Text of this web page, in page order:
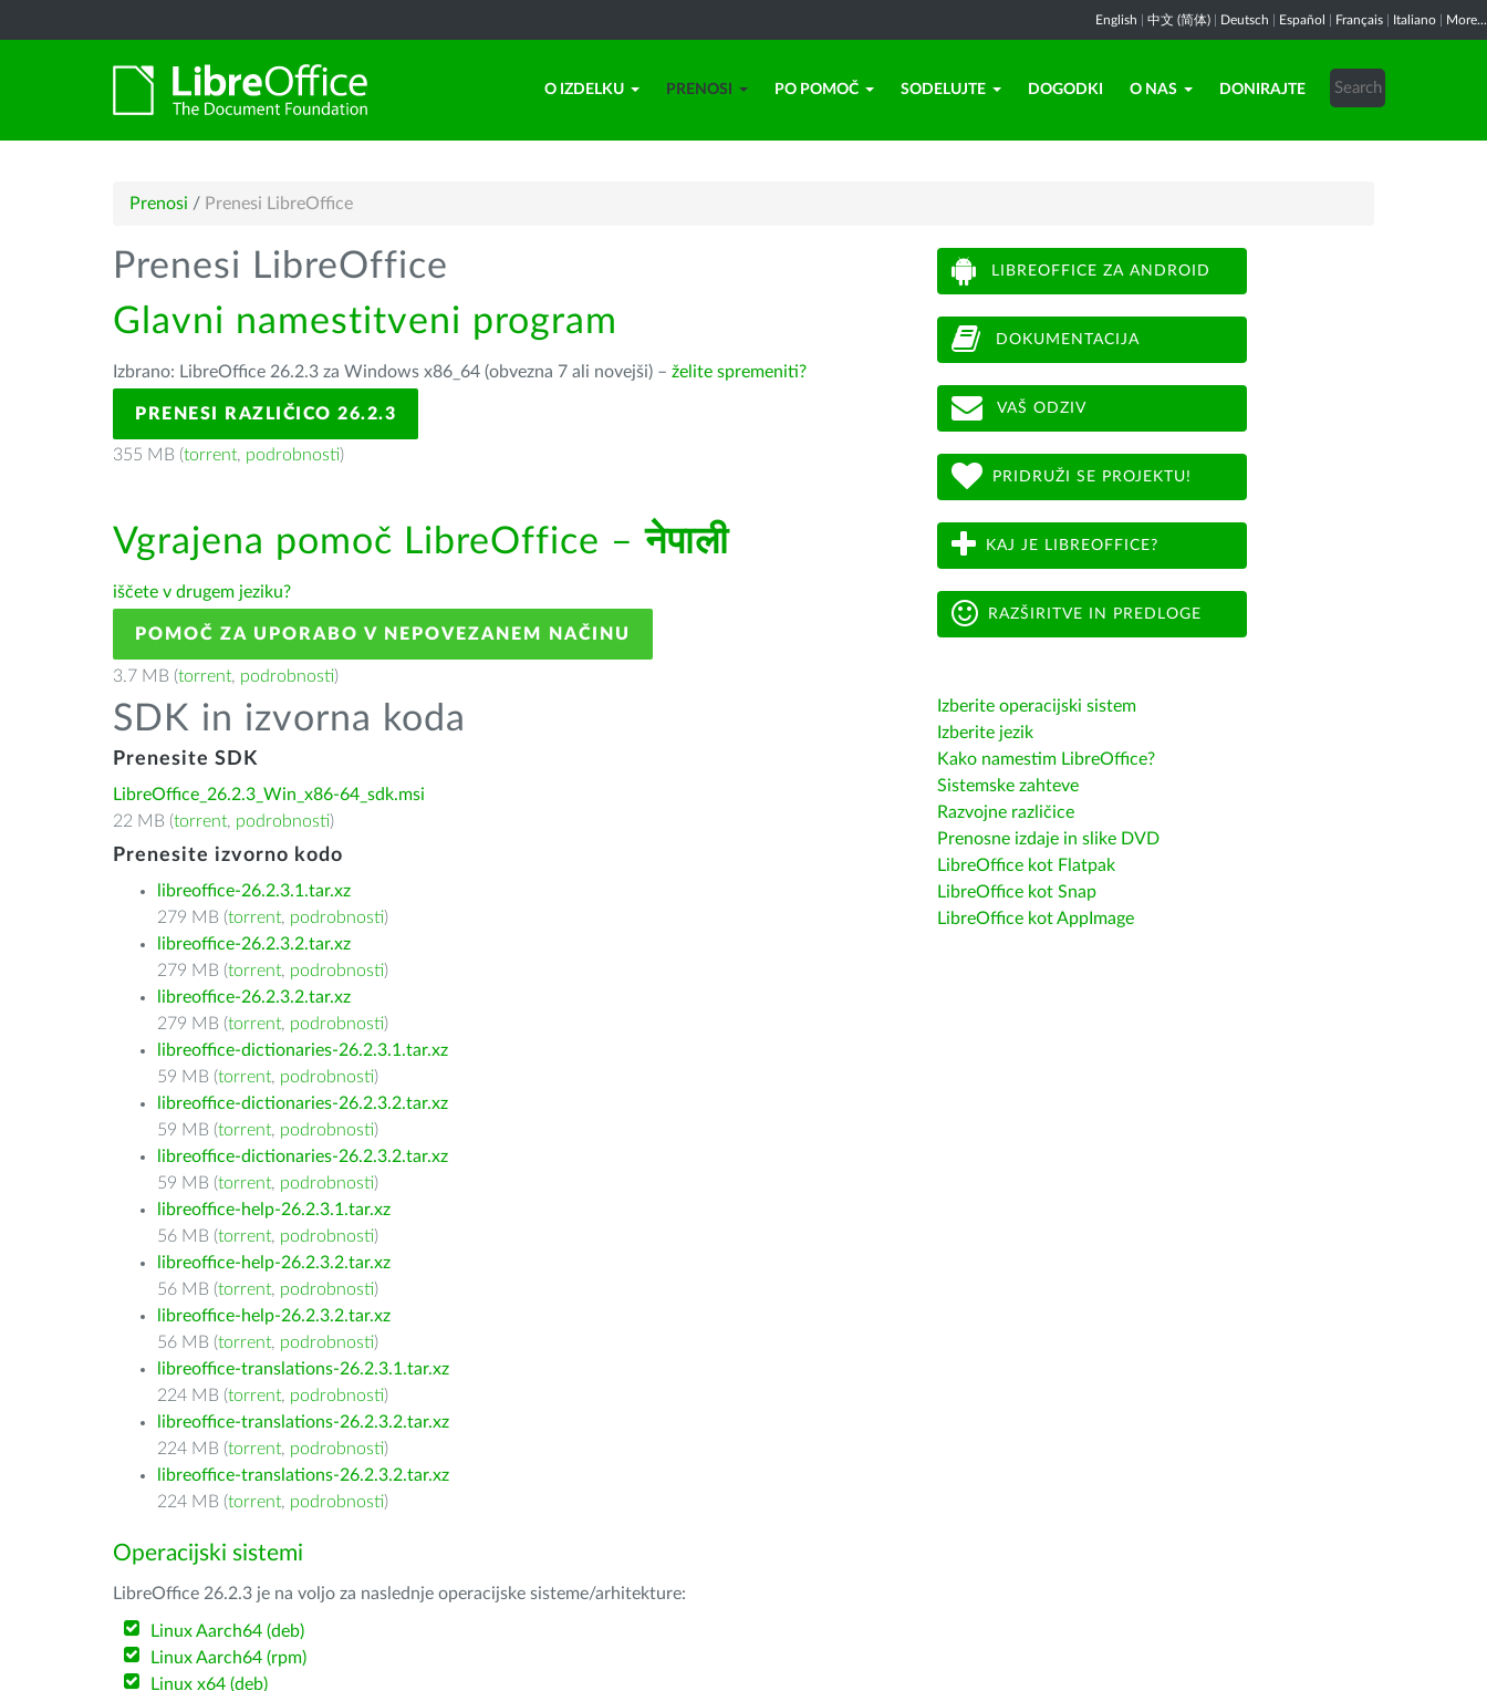
English 中文 (简体) Deutsch Español Français Italiano More...
O IZDELKU PRENOSI PO POMOČ SODELUJTE DOGODKI O NAS DONIRAJTE
Prenosi / Prenesi LibreOffice
Prenesi LibreOffice
Glavni namestitveni program
Izbrano: LibreOffice 26.2.3 za Windows x86_64 (obvezna 7 ali novejši) – želite spremeniti?
PRENESI RAZLIČICO 26.2.3
355 MB (torrent, podrobnosti)
Vgrajena pomoč LibreOffice –नेपाली
iščete v drugem jeziku?
POMOČ ZA UPORABO V NEPOVEZANEM NAČINU
3.7 MB (torrent, podrobnosti)
SDK in izvorna koda
Prenesite SDK
LibreOffice_26.2.3_Win_x86-64_sdk.msi
22 MB (torrent, podrobnosti)
Prenesite izvorno kodo
libreoffice-26.2.3.1.tar.xz
279 MB (torrent, podrobnosti)
libreoffice-26.2.3.2.tar.xz
279 MB (torrent, podrobnosti)
libreoffice-26.2.3.2.tar.xz
279 MB (torrent, podrobnosti)
libreoffice-dictionaries-26.2.3.1.tar.xz
59 MB (torrent, podrobnosti)
libreoffice-dictionaries-26.2.3.2.tar.xz
59 MB (torrent, podrobnosti)
libreoffice-dictionaries-26.2.3.2.tar.xz
59 MB (torrent, podrobnosti)
libreoffice-help-26.2.3.1.tar.xz
56 MB (torrent, podrobnosti)
libreoffice-help-26.2.3.2.tar.xz
56 MB (torrent, podrobnosti)
libreoffice-help-26.2.3.2.tar.xz
56 MB (torrent, podrobnosti)
libreoffice-translations-26.2.3.1.tar.xz
224 MB (torrent, podrobnosti)
libreoffice-translations-26.2.3.2.tar.xz
224 MB (torrent, podrobnosti)
libreoffice-translations-26.2.3.2.tar.xz
224 MB (torrent, podrobnosti)
Operacijski sistemi
LibreOffice 26.2.3 je na voljo za naslednje operacijske sisteme/arhitekture:
Linux Aarch64 (deb)
Linux Aarch64 (rpm)
Linux x64 (deb)
LIBREOFFICE ZA ANDROID
DOKUMENTACIJA
VAŠ ODZIV
PRIDRUŽI SE PROJEKTU!
KAJ JE LIBREOFFICE?
RAZŠIRITVE IN PREDLOGE
Izberite operacijski sistem
Izberite jezik
Kako namestim LibreOffice?
Sistemske zahteve
Razvojne različice
Prenosne izdaje in slike DVD
LibreOffice kot Flatpak
LibreOffice kot Snap
LibreOffice kot AppImage